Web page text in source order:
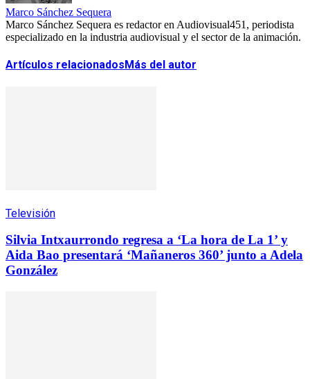
Marco Sánchez Sequera
Marco Sánchez Sequera es redactor en Audiovisual451, periodista
especializado en la industria audiovisual y el sector de la animación.
Artículos relacionados Más del autor
Televisión
Silvia Intxaurrondo regresa a ‘La hora de La 1’ y
Aida Bao presentará ‘Mañaneros 360’ junto a Adela
González